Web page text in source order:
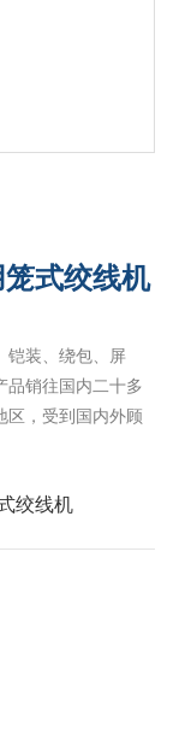
式绞线机
铠装、绕包、屏
品销往国内二十多
区，受到国内外顾
绞线机